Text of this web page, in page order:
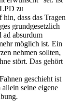
zu
dass das Tragen
grundgesetzlich
ad absurdum
möglich ist. Ein
nehmen sollten,
stört. Das gehört
geschieht ist
seine eigene